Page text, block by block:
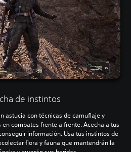
de instintos
astucia con técnicas de camuflaje y
combates frente a frente. Acecha a tus
información. Usa tus instintos de
flora y fauna que mantendrán la